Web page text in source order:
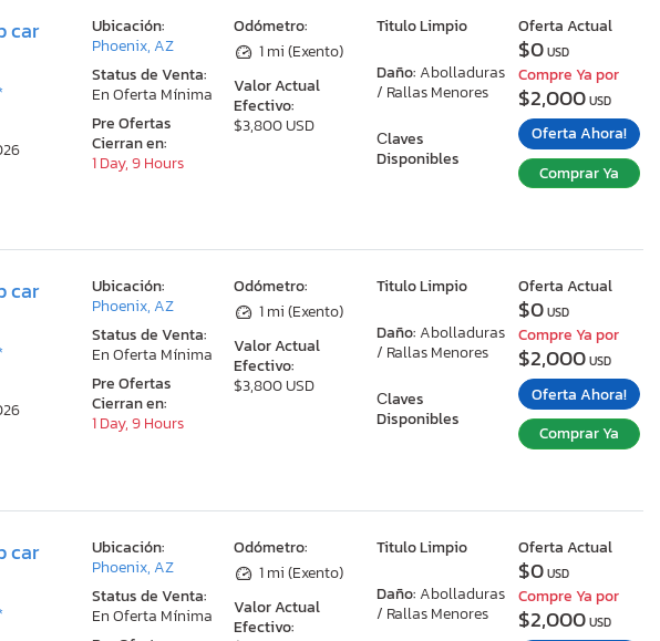
car
Odómetro:
1 mi (Exento)
Valor Actual
Efectivo:
$3,800 USD
Titulo Limpio
Daño: Abolladuras
/ Rallas Menores
Сlaves
Disponibles
Ubicación:
Phoenix, AZ
Status de Venta:
En Oferta Mínima
Pre Ofertas
Cierran en:
1 Day, 9 Hours
Oferta Actual
$0USD
Compre Ya por
$2,000USD
Oferta Ahora!
Comprar Ya
car
Odómetro:
1 mi (Exento)
Valor Actual
Efectivo:
$3,800 USD
Titulo Limpio
Daño: Abolladuras
/ Rallas Menores
Сlaves
Disponibles
Ubicación:
Phoenix, AZ
Status de Venta:
En Oferta Mínima
Pre Ofertas
Cierran en:
1 Day, 9 Hours
Oferta Actual
$0USD
Compre Ya por
$2,000USD
Oferta Ahora!
Comprar Ya
car
Odómetro:
1 mi (Exento)
Valor Actual
Efectivo:
Titulo Limpio
Daño: Abolladuras
/ Rallas Menores
Ubicación:
Phoenix, AZ
Status de Venta:
En Oferta Mínima
Oferta Actual
$0USD
Compre Ya por
$2,000USD